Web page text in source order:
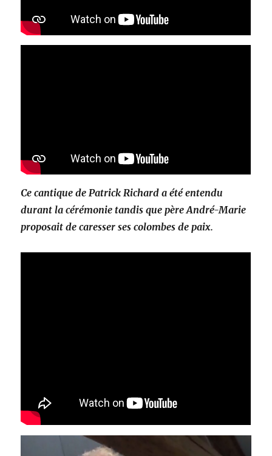
Ce cantique de Patrick Richard a été entendu
durant la cérémonie tandis que père André-Marie
proposait de caresser ses colombes de paix.